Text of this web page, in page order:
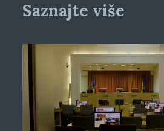
Saznajte više